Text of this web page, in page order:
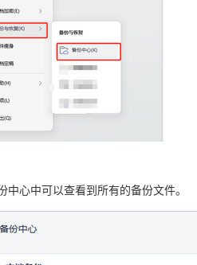
心中可以查看到所有的备份文件。